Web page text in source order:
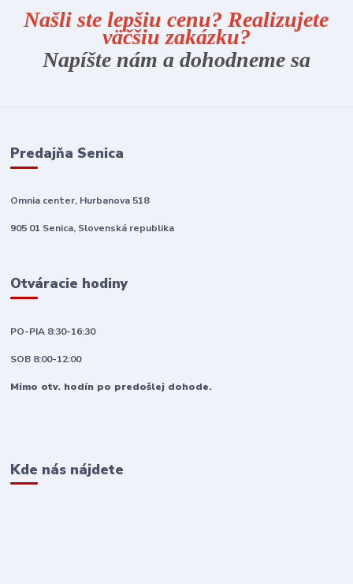
Našli ste lepšiu cenu? Realizujete
väčšiu zakázku?
Napíšte nám a dohodneme sa
Predajňa Senica
Omnia center, Hurbanova 518
905 01 Senica, Slovenská republika
Otváracie hodiny
PO-PIA 8:30-16:30
SOB 8:00-12:00
Mimo otv. hodín po predošlej dohode.
Kde nás nájdete